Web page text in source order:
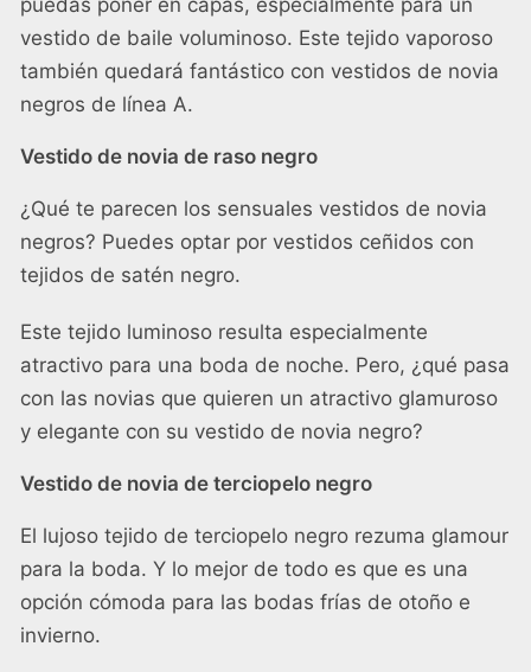
puedas poner en capas, especialmente para un
vestido de baile voluminoso. Este tejido vaporoso
también quedará fantástico con vestidos de novia
negros de línea A.
Vestido de novia de raso negro
¿Qué te parecen los sensuales vestidos de novia
negros? Puedes optar por vestidos ceñidos con
tejidos de satén negro.
Este tejido luminoso resulta especialmente
atractivo para una boda de noche. Pero, ¿qué pasa
con las novias que quieren un atractivo glamuroso
y elegante con su vestido de novia negro?
Vestido de novia de terciopelo negro
El lujoso tejido de terciopelo negro rezuma glamour
para la boda. Y lo mejor de todo es que es una
opción cómoda para las bodas frías de otoño e
invierno.